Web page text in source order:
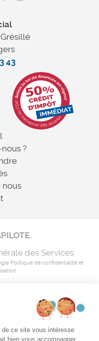
43
?
nous
des Services
Politique de confidentialité et
.
de ce site vous intéresse
bien vous accompagner